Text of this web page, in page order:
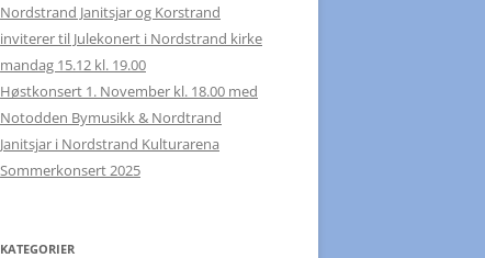
Nordstrand Janitsjar og Korstrand
inviterer til Julekonert i Nordstrand kirke
mandag 15.12 kl. 19.00
Høstkonsert 1. November kl. 18.00 med
Notodden Bymusikk & Nordtrand
Janitsjar i Nordstrand Kulturarena
Sommerkonsert 2025
KATEGORIER